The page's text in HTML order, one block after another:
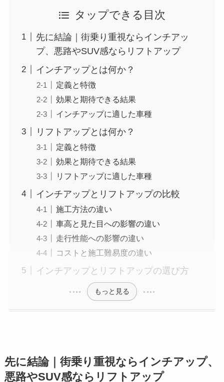
タップできる目次
先に結論｜街乗り重視ならインチアッ
プ、悪路やSUV感ならリフトアップ
インチアップとは何か？
定義と特徴
効果と期待できる結果
インチアップに適した車種
リフトアップとは何か？
定義と特徴
効果と期待できる結果
リフトアップに適した車種
インチアップとリフトアップの比較
施工方法の違い
車高と見た目への影響の違い
走行性能への影響の違い
コストと施工難易度の違い
インチアップとリフトアップの選び方
もっと見る
先に結論｜街乗り重視ならインチアップ、
悪路やSUV感ならリフトアップ